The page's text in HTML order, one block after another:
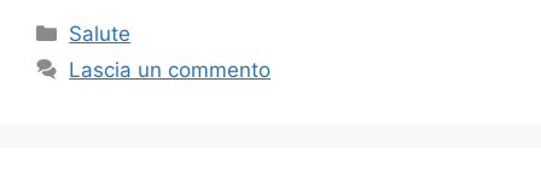
Categorie
Salute
Lascia un commento